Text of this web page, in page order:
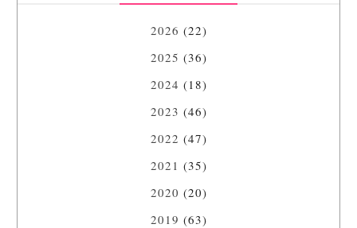
2026 (22)
2025 (36)
2024 (18)
2023 (46)
2022 (47)
2021 (35)
2020 (20)
2019 (63)